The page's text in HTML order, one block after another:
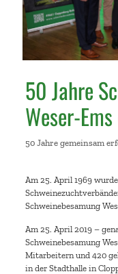
50 Jahre
Weser-Ems
50 Jahre gemeinsam
Am 25. April 1969
Schweinebesamung
Am 25. April 2019 –
Schweinebesamung
Mitarbeitern und 420
in der Stadthalle in